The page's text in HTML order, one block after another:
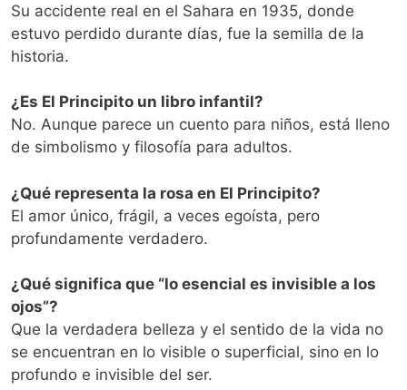
Su accidente real en el Sahara en 1935, donde
estuvo perdido durante días, fue la semilla de la
historia.
¿Es El Principito un libro infantil?
No. Aunque parece un cuento para niños, está lleno
de simbolismo y filosofía para adultos.
¿Qué representa la rosa en El Principito?
El amor único, frágil, a veces egoísta, pero
profundamente verdadero.
¿Qué significa que “lo esencial es invisible a los
ojos”?
Que la verdadera belleza y el sentido de la vida no
se encuentran en lo visible o superficial, sino en lo
profundo e invisible del ser.